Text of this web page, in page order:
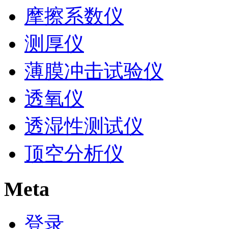
摩擦系数仪
测厚仪
薄膜冲击试验仪
透氧仪
透湿性测试仪
顶空分析仪
Meta
登录